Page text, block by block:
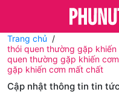
Trang chủ
thói quen thường gặp
quen thường gặp khiến
gặp khiến cơm mất chất
Cập nhật thông tin tin